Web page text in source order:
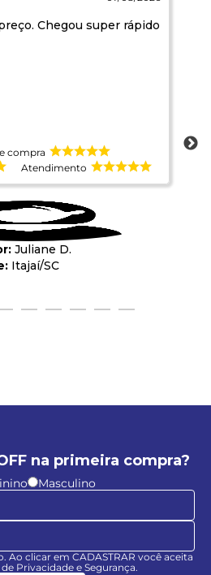
Chegou super rápido
compra
Atendimento
Juliane D.
Itajaí/SC
na primeira compra?
Masculino
Ao clicar em CADASTRAR você aceita
Privacidade e Segurança.